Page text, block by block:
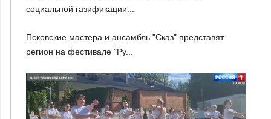
социальной газификации...
Псковские мастера и ансамбль "Сказ" представят
регион на фестивале "Ру...